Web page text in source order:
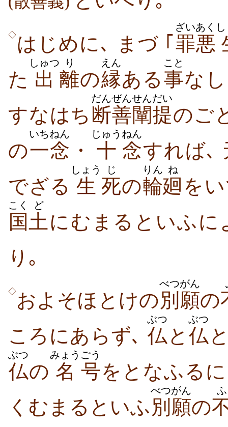
◇はじめに､ まづ ｢罪悪
ざいあく
た 出
しゅつ
離
り
の縁
えん
ある事
こと
な
すなはち 断善
だんぜん
闡提
せんだい
のご
の一念
いちねん
・ 十
じゅう
念
ねん
すれば､
でざる 生
しょう
死
じ
の輪
りん
廻
ね
を
国
こく
土
ど
にむまるといふ
り｡
◇およそほとけの別願
べつがん
の
ころにあらず､ 仏
ぶつ
と 仏
ぶつ
仏
ぶつ
の 名
みょう
号
ごう
をとなふる
くむまるといふ別願
べつがん
の
ふ